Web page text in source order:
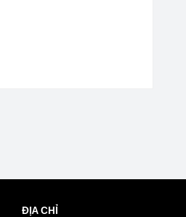
ĐỊA CHỈ